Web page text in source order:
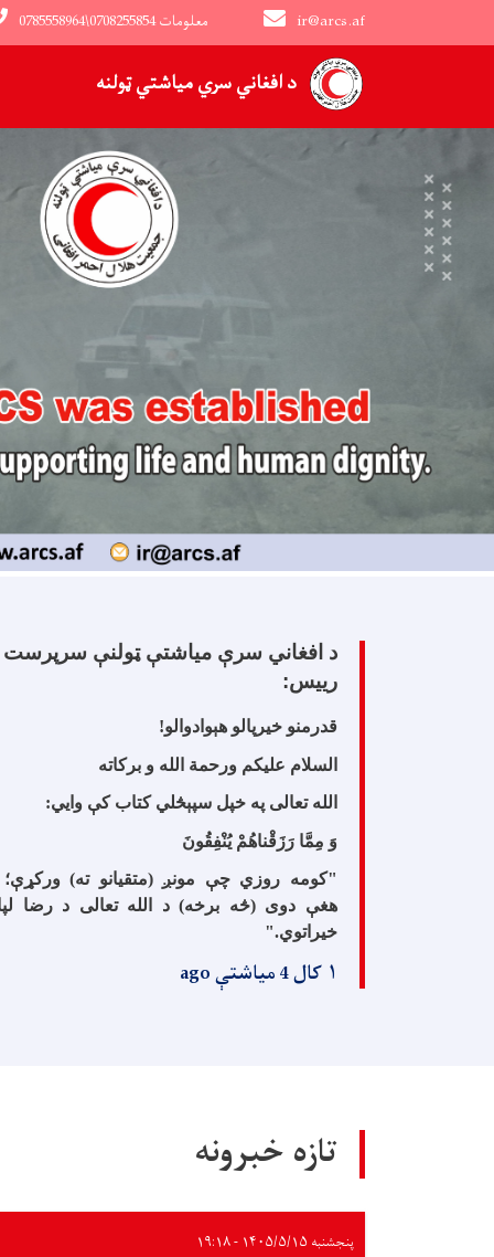
د افغاني سري میاشتي ټولنه
ir@arcs.af 0785558964\0708255854 معلومات
Main navigation
د افغاني سرې مياشتې ټولنې سرپرست
رییس:
قدرمنو خیرپالو هېوادوالو!
السلام علیکم ورحمة الله و برکاته
الله تعالی په خپل سپېڅلي کتاب کې وایي:
وَ مِمَّا رَزَقْناهُمْ يُنْفِقُونَ
"کومه روزي چې مونږ (متقیانو ته) ورکړې؛
هغې دوی (څه برخه) د الله تعالی د رضا
خیراتوي".
۱ کال 4 میاشتې ago
تازه خبرونه
پنجشنبه ۱۴۰۵/۵/۱۵ - ۱۹:۱۸